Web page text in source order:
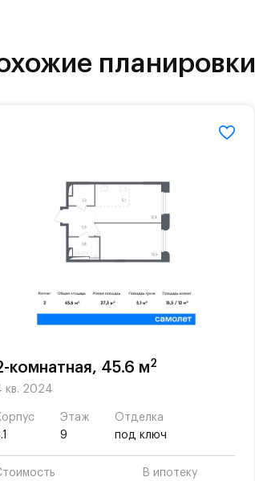
планировки
комнатная, 45.6 м2
кв. 2024
Этаж
9
Отделка
под ключ
В ипотеку